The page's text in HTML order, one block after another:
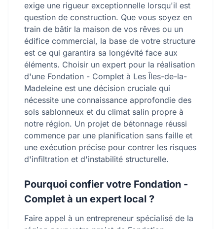
exige une rigueur exceptionnelle lorsqu'il est
question de construction. Que vous soyez en
train de bâtir la maison de vos rêves ou un
édifice commercial, la base de votre structure
est ce qui garantira sa longévité face aux
éléments. Choisir un expert pour la réalisation
d'une Fondation - Complet à Les Îles-de-la-
Madeleine est une décision cruciale qui
nécessite une connaissance approfondie des
sols sablonneux et du climat salin propre à
notre région. Un projet de bétonnage réussi
commence par une planification sans faille et
une exécution précise pour contrer les risques
d'infiltration et d'instabilité structurelle.
Pourquoi confier votre Fondation -
Complet à un expert local ?
Faire appel à un entrepreneur spécialisé de la